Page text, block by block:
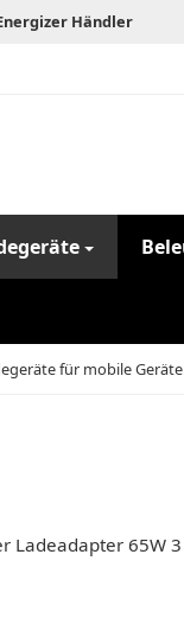
Händler
für mobile Geräte